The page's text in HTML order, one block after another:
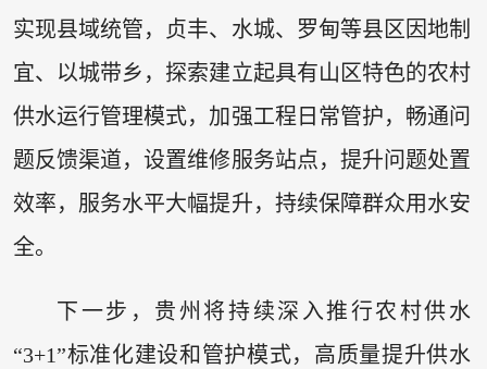
实现县域统管，贞丰、水城、罗甸等县区因地制
宜、以城带乡，探索建立起具有山区特色的农村
供水运行管理模式，加强工程日常管护，畅通问
题反馈渠道，设置维修服务站点，提升问题处置
效率，服务水平大幅提升，持续保障群众用水安
全。
下一步，贵州将持续深入推行农村供水
“3+1”标准化建设和管护模式，高质量提升供水